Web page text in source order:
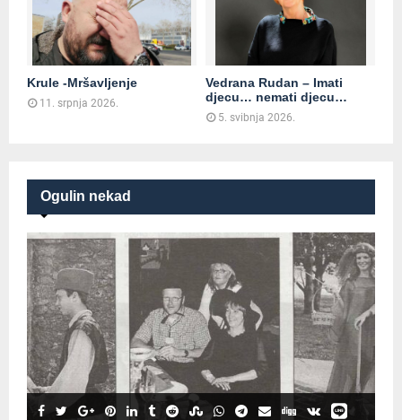
Krule -Mršavljenje
11. srpnja 2026.
Vedrana Rudan – Imati
djecu… nemati djecu…
5. svibnja 2026.
Ogulin nekad